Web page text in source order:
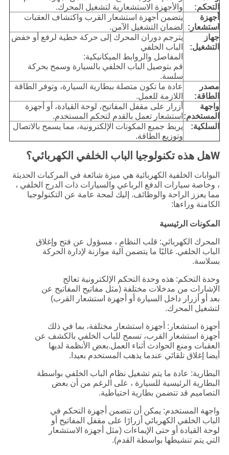
التحكم:
والأجهزة الاستشعارية لتشغيل المحرك.
أجهزة
استشعار :
يتضمن أجهزة استشعار القرب واكتشاف العقبات
لضمان التشغيل الآمن.
جهاز
التشغيل:
يترجم دوران المحرك إلى حركة خطية لرفع أو خفض
الباب الخلفي
المفاصل والروابط الميكانيكية:
قم بتوصيل الباب الخلفي بالسيارة وسمح بحركة
سلسة.
مصدر
الطاقة:
عادة ما تكون متصلة ببطارية السيارة، وتوفر الطاقة
اللازمة للعمل.
واجهة
المستخدم:
أزرار على مقفل المفاتيح، لوحة القيادة، أو أجهزة
استشعار تعمل بالقدم لتحكم المستخدم.
السلكية:
يربط جميع المكونات الإلكترونية، مما يسمح بالاتصال
وتوزيع الطاقة.
Wهل هذه تكنولوجيا الباب الخلفي الكهربائي؟
البوابات الخلفية الكهربائية هي ميزة شائعة في المركبات الحديثة
، وخاصة سيارات الدفع الرباعي والسيارات ذات الدرج الخلفي ،
مما يعزز الراحة والوظائف. إليك لمحة عامة عن التكنولوجيا
الكامنة وراءها:
المكونات الرئيسية
المحرك الكهربائي: قلب النظام ، مسؤول عن فتح وإغلاق
الباب الخلفي. غالبًا ما يتضمن آلية موازنة لإدارة الحركة
بسلاسة.
وحدة التحكم: هذه وحدة التحكم الإلكترونية تعالج
الإشارات من مدخلات مختلفة (مثل مفاتيح المفاتيح عن
بعد أو أزرار داخل السيارة أو أجهزة استشعار القرب)
لتشغيل المحرك.
أجهزة استشعار: أجهزة استشعار مختلفة، بما في ذلك
أجهزة استشعار القرب، تسمح للباب الخلفي بالكشف عن
العقبات ومنع الحوادث أثناء العمل.بعض الأنظمة لديها
أيضا إغلاق تلقائي عندما يذهب المستخدم بعيدا.
البطارية: عادة ما يتم تشغيل نظام الباب الخلفي بواسطة
البطارية الرئيسية للسيارة ، على الرغم من أن بعض
التصاميم قد تتضمن بطارية احتياطية.
واجهة المستخدم: يمكن أن تتضمن أجهزة التحكم في
الباب الخلفي الكهربائي أزرارًا على مقفل المفاتيح أو
لوحة القيادة أو حتى الإيماءات (مثل أجهزة الاستشعار
التي يتم تنشيطها بواسطة القدم).